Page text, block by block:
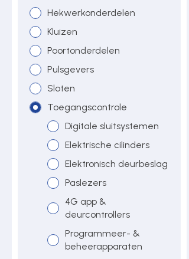
Sloten
Toegangscontrole
Toegangsverlening
Voedingen
Over ons
Contact
Hekwerkonderdelen
Kluizen
Poortonderdelen
Pulsgevers
Sloten
Toegangscontrole
Digitale sluitsystemen
Elektrische cilinders
Elektronisch deurbeslag
Paslezers
4G app &
deurcontrollers
Programmeer- &
beheerapparaten